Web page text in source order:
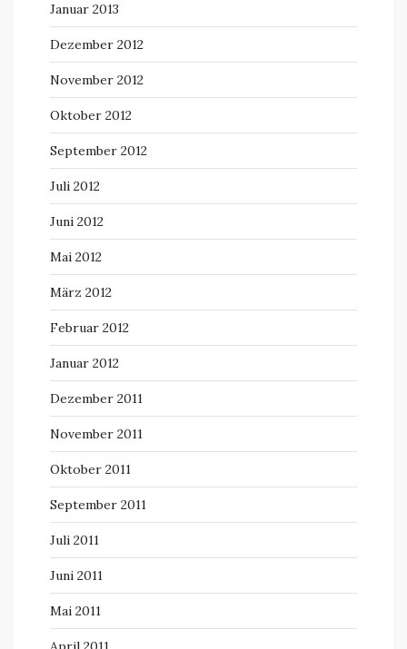
Januar 2013
Dezember 2012
November 2012
Oktober 2012
September 2012
Juli 2012
Juni 2012
Mai 2012
März 2012
Februar 2012
Januar 2012
Dezember 2011
November 2011
Oktober 2011
September 2011
Juli 2011
Juni 2011
Mai 2011